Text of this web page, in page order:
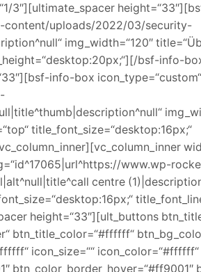
3″][ultimate_spacer
content/uploads/2022/03/security-
img_width=“120″
bsf-info-
info-box icon_type=“custom“
title_font_size=“desktop:16px;“
www.wp-
centre
height=“33″][ult_buttons
btn_title_color=“#ffffff“
icon_size=““
btn_color_border_hover=“#ff9001″